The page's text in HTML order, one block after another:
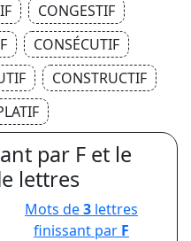
CONGESTIF
CONSÉCUTIF
CONSTRUCTIF
par F et le
lettres
Mots de3 lettres
finissant par F